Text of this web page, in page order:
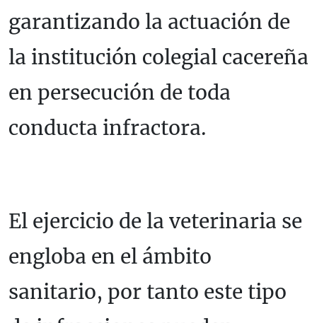
garantizando la actuación de
la institución colegial cacereña
en persecución de toda
conducta infractora.
El ejercicio de la veterinaria se
engloba en el ámbito
sanitario, por tanto este tipo